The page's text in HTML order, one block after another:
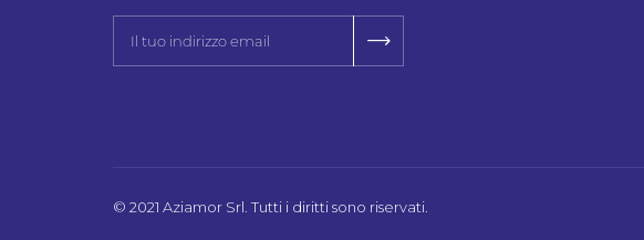
© 2021 Aziamor Srl. Tutti i diritti sono riservati.